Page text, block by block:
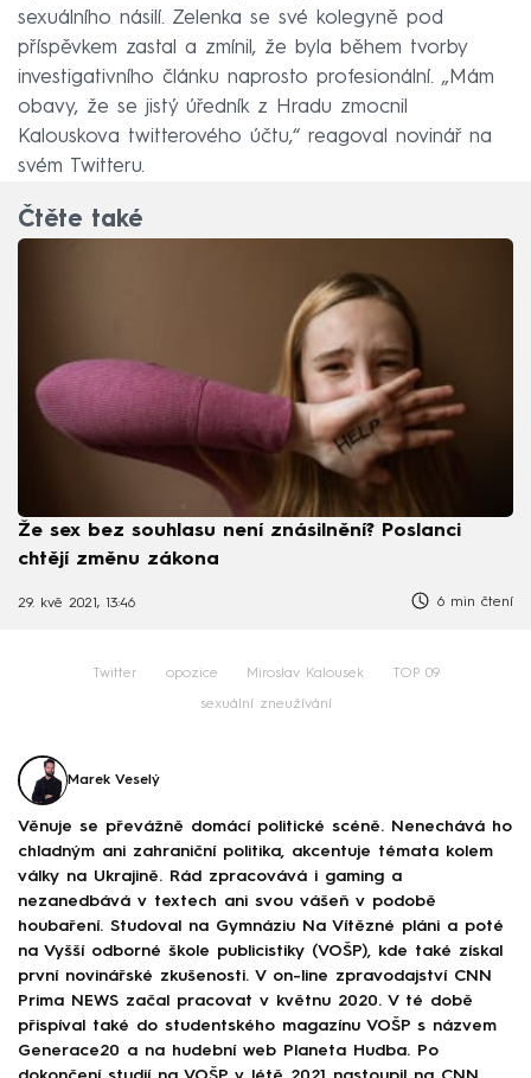
sexuálního násilí. Zelenka se své kolegyně pod
příspěvkem zastal a zmínil, že byla během tvorby
investigativního článku naprosto profesionální. „Mám
obavy, že se jistý úředník z Hradu zmocnil
Kalouskova twitterového účtu,“ reagoval novinář na
svém Twitteru.
Čtěte také
Že sex bez souhlasu není znásilnění? Poslanci
chtějí změnu zákona
29. kvě 2021, 13:46 6 min čtení
Twitter opozice Miroslav Kalousek TOP 09
sexuální zneužívání
Marek Veselý
Věnuje se převážně domácí politické scéně. Nenechává ho
chladným ani zahraniční politika, akcentuje témata kolem
války na Ukrajině. Rád zpracovává i gaming a
nezanedbává v textech ani svou vášeň v podobě
houbaření. Studoval na Gymnáziu Na Vítězné pláni a poté
na Vyšší odborné škole publicistiky (VOŠP), kde také získal
první novinářské zkušenosti. V on-line zpravodajství CNN
Prima NEWS začal pracovat v květnu 2020. V té době
přispíval také do studentského magazínu VOŠP s názvem
Generace20 a na hudební web Planeta Hudba. Po